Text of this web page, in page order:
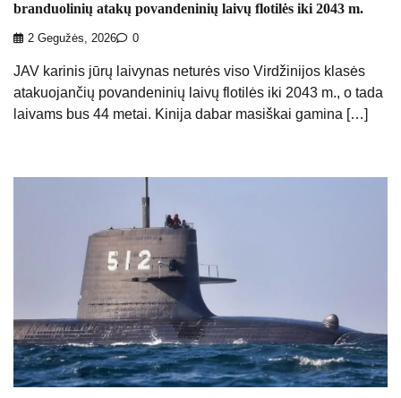
branduolinių atakų povandeninių laivų flotilės iki 2043 m.
2 Gegužės, 2026 0
JAV karinis jūrų laivynas neturės viso Virdžinijos klasės
atakuojančių povandeninių laivų flotilės iki 2043 m., o tada
laivams bus 44 metai. Kinija dabar masiškai gamina […]